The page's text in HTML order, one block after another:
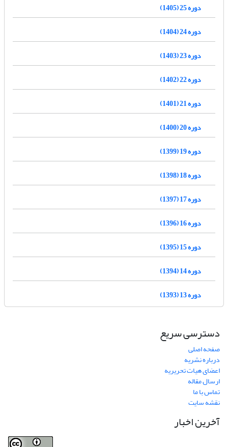
دوره 25 (1405)
دوره 24 (1404)
دوره 23 (1403)
دوره 22 (1402)
دوره 21 (1401)
دوره 20 (1400)
دوره 19 (1399)
دوره 18 (1398)
دوره 17 (1397)
دوره 16 (1396)
دوره 15 (1395)
دوره 14 (1394)
دوره 13 (1393)
دسترسی سریع
صفحه اصلی
درباره نشریه
اعضای هیات تحریریه
ارسال مقاله
تماس با ما
نقشه سایت
آخرین اخبار